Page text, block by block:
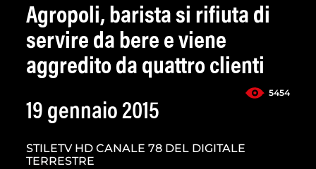
Agropoli, barista si rifiuta di
servire da bere e viene
aggredito da quattro clienti
5454
19 gennaio 2015
STILETV HD CANALE 78 DEL DIGITALE
TERRESTRE